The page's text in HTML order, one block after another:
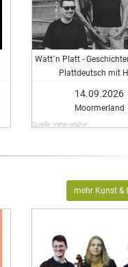
Watt´n Platt -
Plattdeutsch mit
14.09.2026
Moormerland
Quelle: Veranstalter
mehr Kunst &